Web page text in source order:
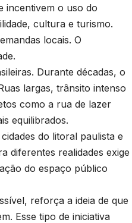
incentivem o uso do
cultura e turismo.
locais. O
Durante décadas, o
largas, trânsito intenso
como a rua de lazer
equilibrados.
do litoral paulista e
diferentes realidades exige
do espaço público
reforça a ideia de que
Esse tipo de iniciativa